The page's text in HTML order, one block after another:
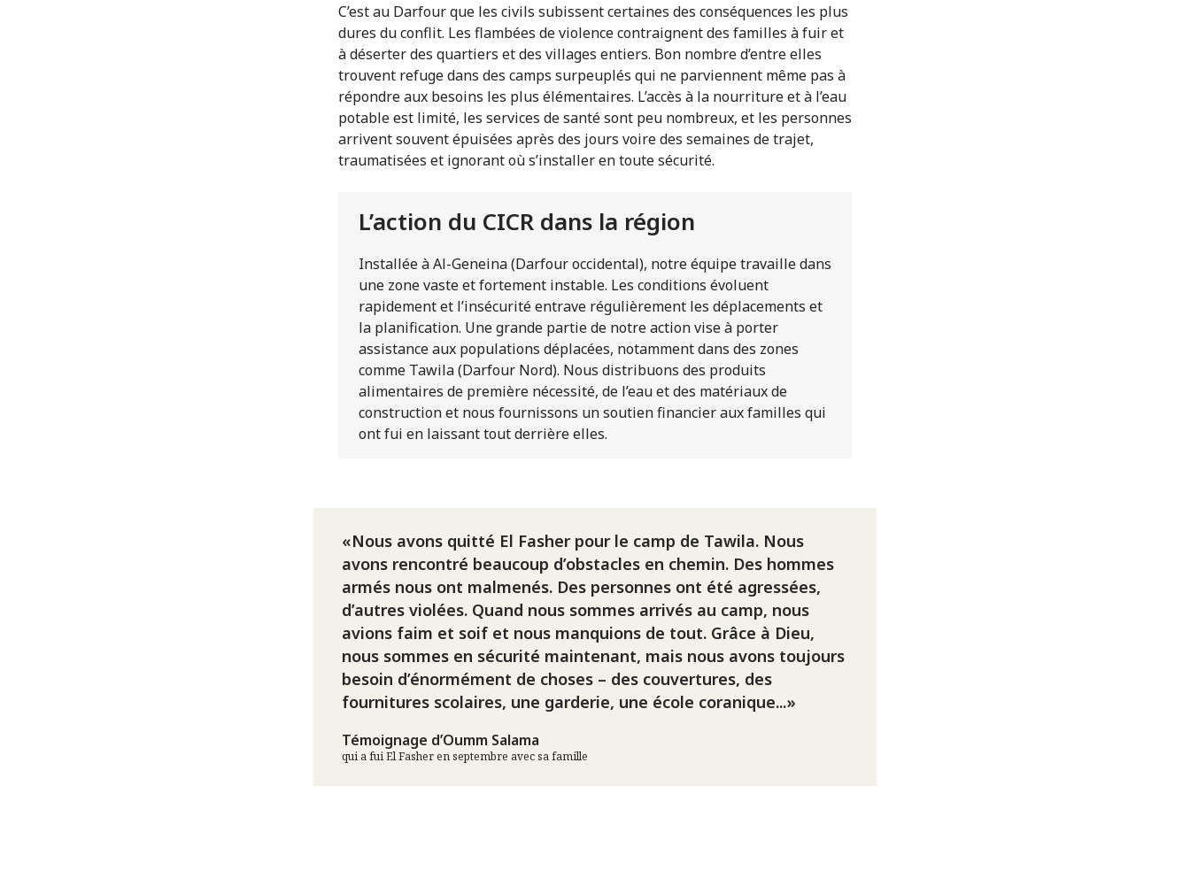
C’est au Darfour que les civils subissent certaines des conséquences les plus
dures du conflit. Les flambées de violence contraignent des familles à fuir et
à déserter des quartiers et des villages entiers. Bon nombre d’entre elles
trouvent refuge dans des camps surpeuplés qui ne parviennent même pas à
répondre aux besoins les plus élémentaires. L’accès à la nourriture et à l’eau
potable est limité, les services de santé sont peu nombreux, et les personnes
arrivent souvent épuisées après des jours voire des semaines de trajet,
traumatisées et ignorant où s’installer en toute sécurité.
L’action du CICR dans la région
Installée à Al-Geneina (Darfour occidental), notre équipe travaille dans
une zone vaste et fortement instable. Les conditions évoluent
rapidement et l’insécurité entrave régulièrement les déplacements et
la planification. Une grande partie de notre action vise à porter
assistance aux populations déplacées, notamment dans des zones
comme Tawila (Darfour Nord). Nous distribuons des produits
alimentaires de première nécessité, de l’eau et des matériaux de
construction et nous fournissons un soutien financier aux familles qui
ont fui en laissant tout derrière elles.
Nous avons quitté El Fasher pour le camp de Tawila. Nous
avons rencontré beaucoup d’obstacles en chemin. Des hommes
armés nous ont malmenés. Des personnes ont été agressées,
d’autres violées. Quand nous sommes arrivés au camp, nous
avions faim et soif et nous manquions de tout. Grâce à Dieu,
nous sommes en sécurité maintenant, mais nous avons toujours
besoin d’énormément de choses – des couvertures, des
fournitures scolaires, une garderie, une école coranique...
Témoignage d’Oumm Salama
qui a fui El Fasher en septembre avec sa famille